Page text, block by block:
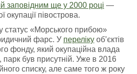
заповідним ще у 2000 році —
окупації півострова.
статус «Морського прибою»
фарс. У переліку об’єктів
фонду, який окупаційна влада
парк був присутній. Уже в 2016
списку, але саме того ж року